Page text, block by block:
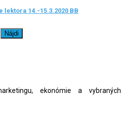
14.-15.3.2020 BB
ekonómie a vybraných